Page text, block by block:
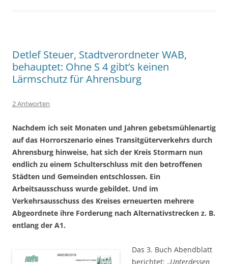
Detlef Steuer, Stadtverordneter WAB,
behauptet: Ohne S 4 gibt’s keinen
Lärmschutz für Ahrensburg
2 Antworten
Nachdem ich seit Monaten und Jahren gebetsmühlenartig
auf das Horrorszenario eines Transitgüterverkehrs durch
Ahrensburg hinweise, hat sich der Kreis Stormarn nun
endlich zu einem Schulterschluss mit den betroffenen
Städten und Gemeinden entschlossen. Ein
Arbeitsausschuss wurde gebildet. Und im
Verkehrsausschuss des Kreises erneuerten mehrere
Abgeordnete ihre Forderung nach Alternativstrecken z. B.
entlang der A1.
Das 3. Buch Abendblatt
berichtet: „Unterdessen